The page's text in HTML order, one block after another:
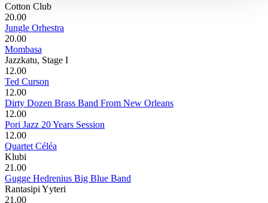
Cotton Club
20.00
Jungle Orhestra
20.00
Mombasa
Jazzkatu, Stage I
12.00
Ted Curson
12.00
Dirty Dozen Brass Band From New Orleans
12.00
Pori Jazz 20 Years Session
12.00
Quartet Céléa
Klubi
21.00
Gugge Hedrenius Big Blue Band
Rantasipi Yyteri
21.00